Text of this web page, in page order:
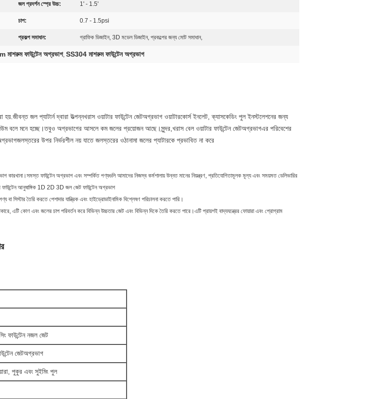
জল প্রদর্শন স্প্রে উচ্চ: 1' - 1.5'
চাপ: 0.7 - 1.5psi
প্রকল্প সমাধান: গ্রাফিক ডিজাইন, 3D মডেল ডিজাইন, প্রকল্পের জন্য মোট সমাধান,
মাশরুম ফাউন্টেন অগ্রভাগ, SS304 মাশরুম ফাউন্টেন অগ্রভাগ
হয়.জীবন্ত জল প্যাটার্ন দ্বারা উত্পন্নখরাস ওয়াটার ফাউন্টেন জেটঅগ্রভাগ ওয়াটারকোর্স ইনলেট, ক্যাসকেডিং পুল ইনস্টলেশনের জন্য
বলে মনে হচ্ছে।তবুও অগ্রভাগের আসলে কম জলের প্রয়োজন আছে।সুন্দর, খরাস বেল ​​ওয়াটার ফাউন্টেন জেটঅগ্রভাগএর পরিবেশের
জলস্তরের উপর নির্ভরশীল নয় যাতে জলস্তরের ওঠানামা জলের প্যাটারকে প্রভাবিত না করে
কারখানা।সমস্ত ফাউন্টেন অগ্রভাগ এবং সম্পর্কিত পণ্যগুলি আমাদের নিজস্ব কর্মশালায় উন্নত মানের নিয়ন্ত্রণ, প্রতিযোগিতামূলক মূল্য এবং সময়মত ডেলিভারির
ফাউন্টেন আনুষাঙ্গিক 1D 2D 3D জল জেট ফাউন্টেন অগ্রভাগ
সিস্টার তৈরি করতে পেশাদার যান্ত্রিক এবং হাইড্রোডাইনামিক বিশ্লেষণ পরিচালনা করতে পারি।
এটি কোণ এবং জলের চাপ পরিবর্তন করে বিভিন্ন উচ্চতার জেট এবং বিভিন্ন দিকে তৈরি করতে পারে।এটি প্রায়শই বাদ্যযন্ত্রের ফোয়ারা এবং প্রোগ্রাম
ফাউন্টেন নজল জেট
জেটঅগ্রভাগ
পুকুর এবং সুইমিং পুল